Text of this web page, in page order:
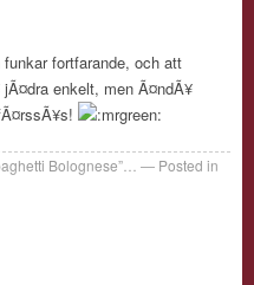
fortfarande, och att
enkelt, men Ã¤ndÃ¥
Bolognese”…
Posted in